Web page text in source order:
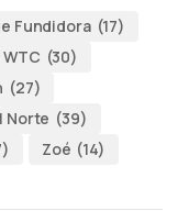
Fundidora (17)
(30)
(27)
Norte (39)
Zoé (14)